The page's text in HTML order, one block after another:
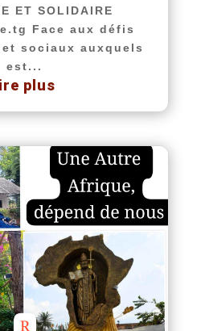
ET SOLIDAIRE
Face aux défis
sociaux auxquels
est...
plus